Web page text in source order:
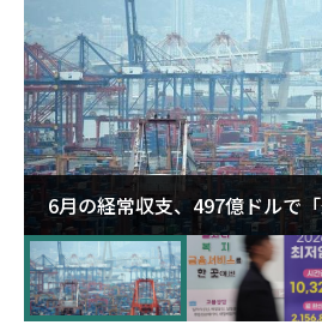
6月の経常収支、497億ドルで
が初の1000億ドル突破